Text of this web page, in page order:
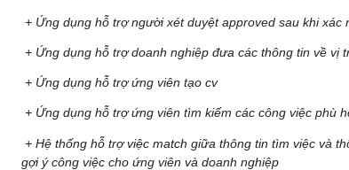
+ Ứng dụng hỗ trợ người xét duyệt approved sau khi xác
+ Ứng dụng hỗ trợ doanh nghiệp đưa các thông tin về vị
+ Ứng dụng hỗ trợ ứng viên tạo cv
+ Ứng dụng hỗ trợ ứng viên tìm kiếm các công việc phù
+ Hệ thống hỗ trợ việc match giữa thông tin tìm việc và
gợi ý công việc cho ứng viên và doanh nghiệp